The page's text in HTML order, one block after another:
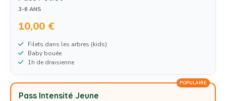
3-6 ANS
10,00 €
Filets dans les arbres (kids)
Baby bouée
1h de draisienne
POPULAIRE
Pass Intensité Jeune